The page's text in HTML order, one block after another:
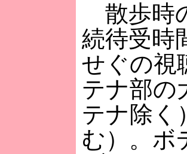
散歩時
続待受時
せぐの視
テナ部の
テナ除く
む）。ボ